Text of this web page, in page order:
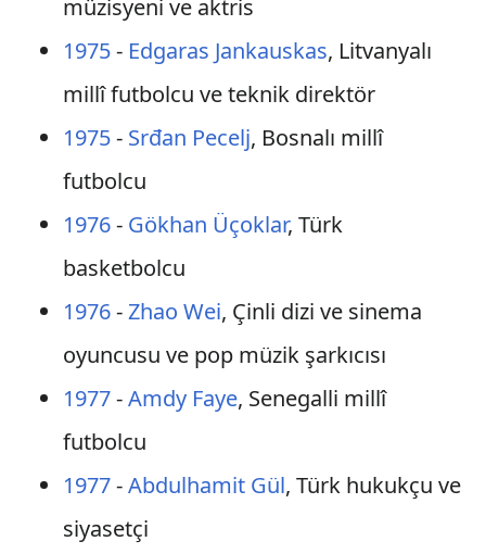
müzisyeni ve aktris
1975- Edgaras Jankauskas, Litvanyalı
millî futbolcu ve teknik direktör
1975- Srđan Pecelj, Bosnalı millî
futbolcu
1976- Gökhan Üçoklar, Türk
basketbolcu
1976-Zhao Wei, Çinli dizi ve sinema
oyuncusu ve pop müzik şarkıcısı
1977-Amdy Faye, Senegalli millî
futbolcu
1977-Abdulhamit Gül, Türk hukukçu ve
siyasetçi